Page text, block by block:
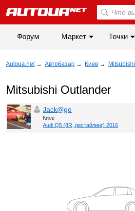
Форум Маркет Точки
Autoua.net → Автобазар → Киев → Mitsubishi
Mitsubishi Outlander
Jack@go
Киев
Audi Q5 (8R, рестайлинг) 2016